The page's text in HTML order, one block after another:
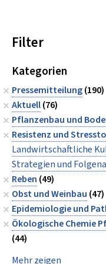
Filter
Kategorien
Pressemitteilung(190)
Aktuell(76)
Pflanzenbau und
Resistenz und
Landwirtschaftliche
Strategien und
Reben (49)
Obst und Weinbau (47)
Epidemiologie und
Ökologische Chemie
(44)
Mehr zeigen